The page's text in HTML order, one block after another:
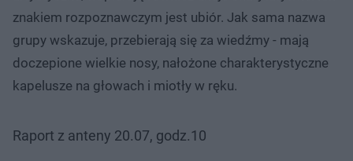
znakiem rozpoznawczym jest ubiór. Jak sama nazwa
grupy wskazuje, przebierają się za wiedźmy - mają
doczepione wielkie nosy, nałożone charakterystyczne
kapelusze na głowach i miotły w ręku.
Raport z anteny 20.07, godz.10